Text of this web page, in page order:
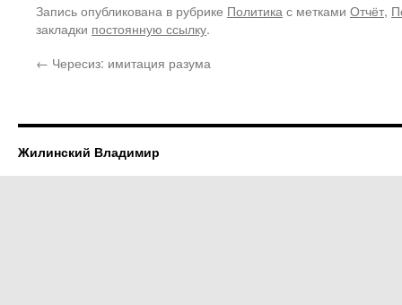
Запись опубликована в рубрике Политика с метками Отчёт,
закладки постоянную ссылку.
← Чересиз: имитация разума
Жилинский Владимир